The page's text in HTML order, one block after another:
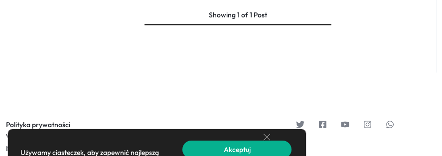
Showing1of1 Post
Polityka prywatności
Warunki dostawy
Metody płatności
Używamy ciasteczek, aby zapewnić najlepszą Akceptuj
Zamknij panel powiadomień o ciasteczkach RODO